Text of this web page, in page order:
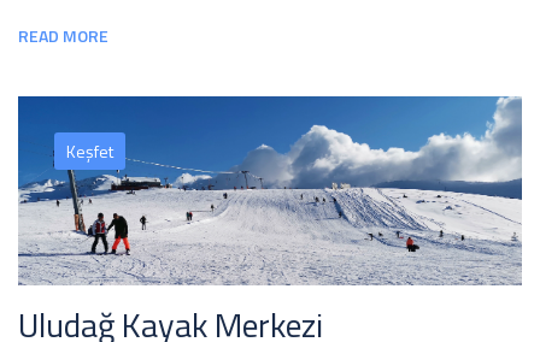
READ MORE
Keşfet
Uludağ Kayak Merkezi